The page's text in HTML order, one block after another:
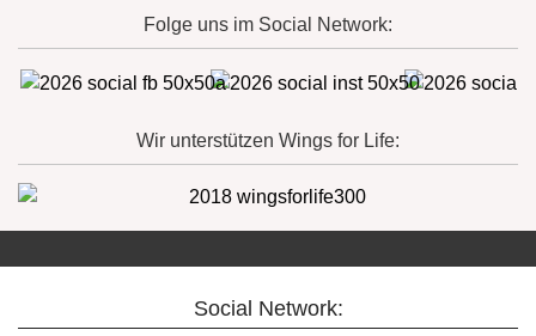
Folge uns im Social Network:
Wir unterstützen Wings for Life:
Social Network: